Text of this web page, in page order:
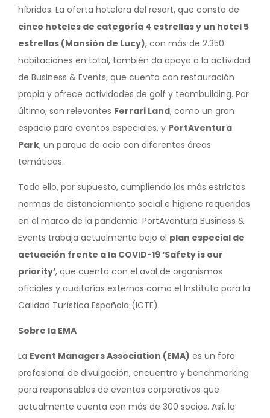
híbridos. La oferta hotelera del resort, que consta de
cinco hoteles de categoría 4 estrellas y un hotel 5
estrellas (Mansión de Lucy), con más de 2.350
habitaciones en total, también da apoyo a la actividad
de Business & Events, que cuenta con restauración
propia y ofrece actividades de golf y teambuilding. Por
último, son relevantes Ferrari Land, como un gran
espacio para eventos especiales, y PortAventura
Park, un parque de ocio con diferentes áreas
temáticas.
Todo ello, por supuesto, cumpliendo las más estrictas
normas de distanciamiento social e higiene requeridas
en el marco de la pandemia. PortAventura Business &
Events trabaja actualmente bajo el plan especial de
actuación frente a la COVID-19 ‘Safety is our
priority’, que cuenta con el aval de organismos
oficiales y auditorías externas como el Instituto para la
Calidad Turística Española (ICTE).
Sobre la EMA
La Event Managers Association (EMA) es un foro
profesional de divulgación, encuentro y benchmarking
para responsables de eventos corporativos que
actualmente cuenta con más de 300 socios. Así, la